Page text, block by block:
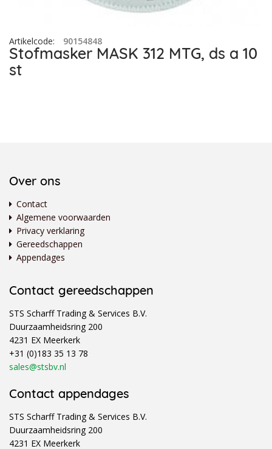
Artikelcode: 90154848
Stofmasker MASK 312 MTG, ds a 10
st
Over ons
Contact
Algemene voorwaarden
Privacy verklaring
Gereedschappen
Appendages
Contact gereedschappen
STS Scharff Trading & Services B.V.
Duurzaamheidsring 200
4231 EX Meerkerk
+31 (0)183 35 13 78
sales@stsbv.nl
Contact appendages
STS Scharff Trading & Services B.V.
Duurzaamheidsring 200
4231 EX Meerkerk